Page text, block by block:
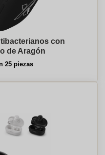
con
de Aragón
25 piezas